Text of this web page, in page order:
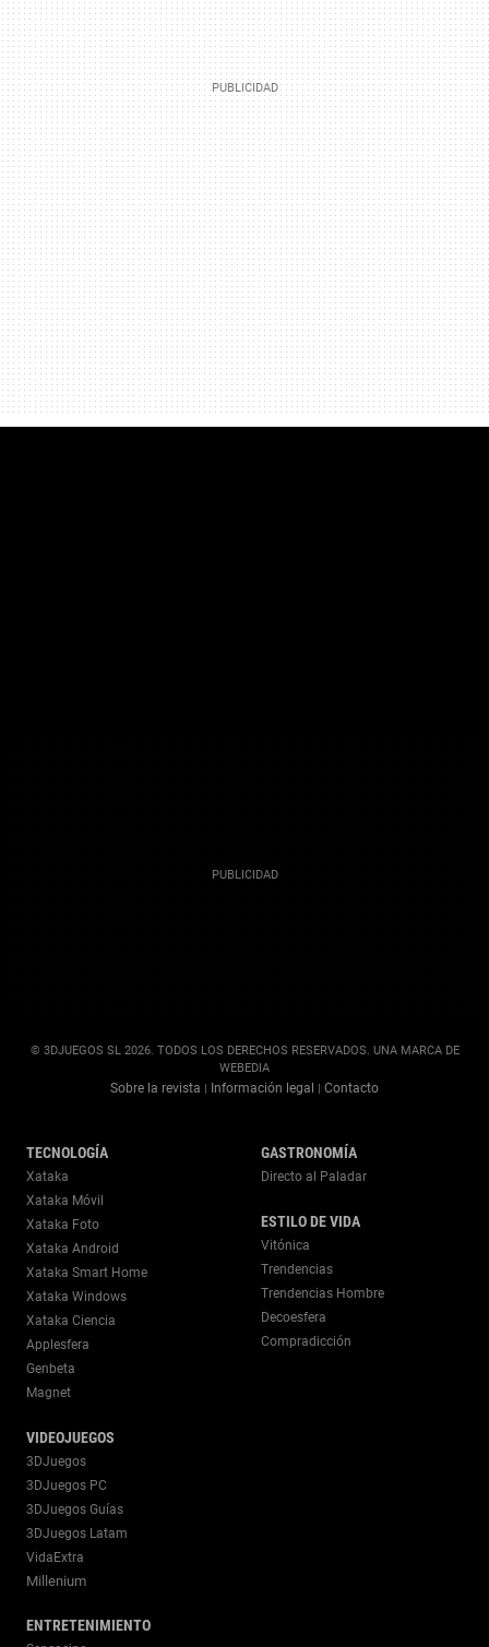
© 3DJUEGOS SL 2026. TODOS LOS DERECHOS RESERVADOS. UNA MARCA DE
WEBEDIA
Sobre la revista Información legal Contacto
TECNOLOGÍA
Xataka
Xataka Móvil
Xataka Foto
Xataka Android
Xataka Smart Home
Xataka Windows
Xataka Ciencia
Applesfera
Genbeta
Magnet
VIDEOJUEGOS
3DJuegos
3DJuegos PC
3DJuegos Guías
3DJuegos Latam
VidaExtra
Millenium
ENTRETENIMIENTO
GASTRONOMÍA
Directo al Paladar
ESTILO DE VIDA
Vitónica
Trendencias
Trendencias Hombre
Decoesfera
Compradicción